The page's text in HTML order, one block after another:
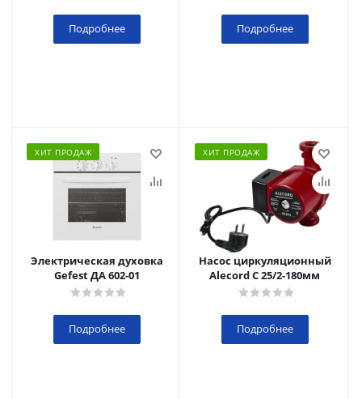
Подробнее Подробнее
ХИТ ПРОДАЖ
Электрическая духовка
Gefest ДА 602-01
Подробнее
ХИТ ПРОДАЖ
Насос циркуляционный
Alecord C 25/2-180мм
Подробнее